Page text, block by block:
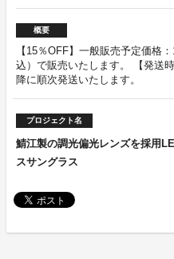
概要
【15％OFF】一般販売予定価格
込）で販売いたします。 【発送
降に順次発送いたします。
プロジェクト名
鯖江製の調光偏光レンズを採用
スサングラス